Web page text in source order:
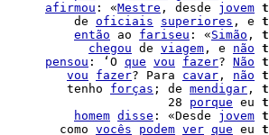
afirmou : «Mestre , desde jovem
|          de oficiais superiores , e
então ao fariseu : «Simão ,
chegou de viagem , e não
pensou : ‘O que vou fazer? Não
vou fazer? Para cavar , não
|         tenho forças ; de mendigar ,
|                       28 porque eu
homem disse : «Desde jovem
|        como vocês podem ver que eu